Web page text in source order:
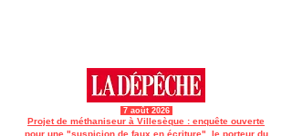
7 août 2026
Projet de méthaniseur à Villesèque : enquête ouverte
pour une "suspicion de faux en écriture", le porteur du